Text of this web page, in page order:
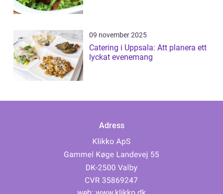
09 november 2025
Catering i Uppsala: Att planera ett
lyckat evenemang
Adress